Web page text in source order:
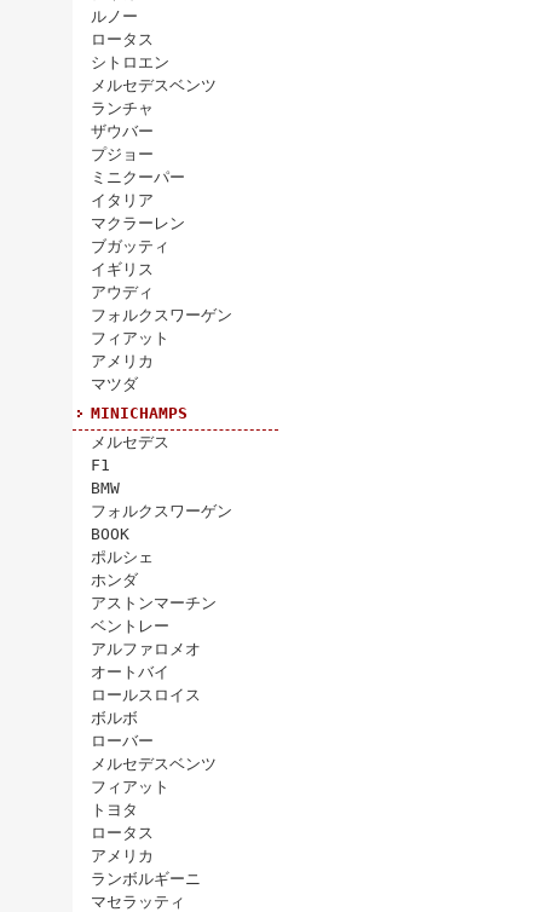
ルノー
ロータス
シトロエン
メルセデスベンツ
ランチャ
ザウバー
プジョー
ミニクーパー
イタリア
マクラーレン
ブガッティ
イギリス
アウディ
フォルクスワーゲン
フィアット
アメリカ
マツダ
MINICHAMPS
メルセデス
F1
BMW
フォルクスワーゲン
BOOK
ポルシェ
ホンダ
アストンマーチン
ベントレー
アルファロメオ
オートバイ
ロールスロイス
ボルボ
ローバー
メルセデスベンツ
フィアット
トヨタ
ロータス
アメリカ
ランボルギーニ
マセラッティ